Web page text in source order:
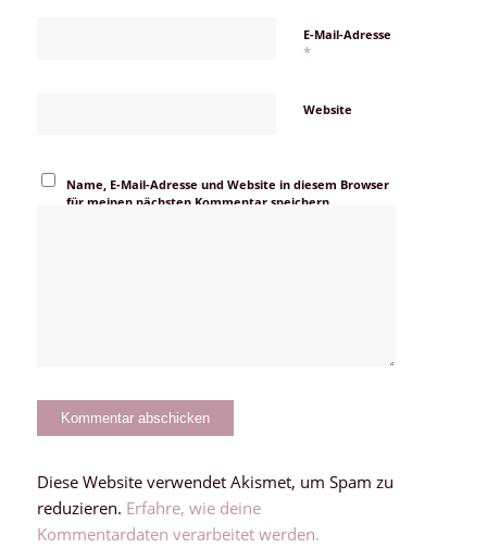
E-Mail-Adresse
*
Website
Name, E-Mail-Adresse und Website in diesem Browser
für meinen nächsten Kommentar speichern.
Diese Website verwendet Akismet, um Spam zu
reduzieren. Erfahre, wie deine
Kommentardaten verarbeitet werden.